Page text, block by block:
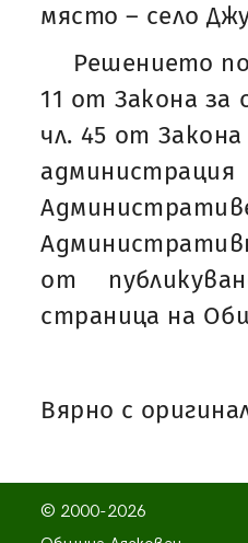
място – село
Решението
11 от Закона
чл. 45 от
от
страница на
Вярно с
© 2000-2026